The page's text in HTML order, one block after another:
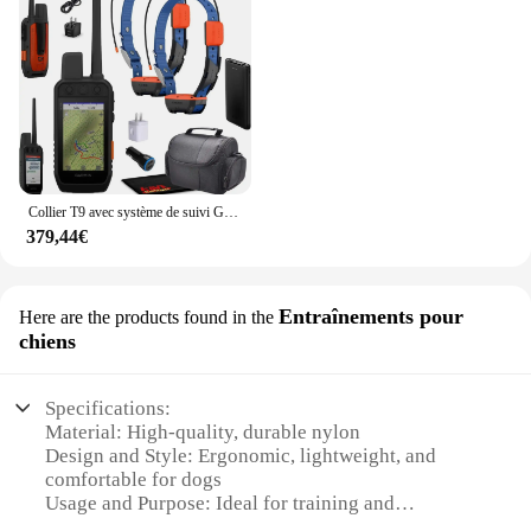
379,44€
Here are the products found in the Entraînements pour
chiens
Specifications:
Material: High-quality, durable nylon
Design and Style: Ergonomic, lightweight, and
comfortable for dogs
Usage and Purpose: Ideal for training and